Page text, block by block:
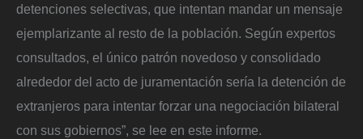
detenciones selectivas, que intentan mandar un mensaje
ejemplarizante al resto de la población. Según expertos
consultados, el único patrón novedoso y consolidado
alrededor del acto de juramentación sería la detención de
extranjeros para intentar forzar una negociación bilateral
con sus gobiernos”, se lee en este informe.